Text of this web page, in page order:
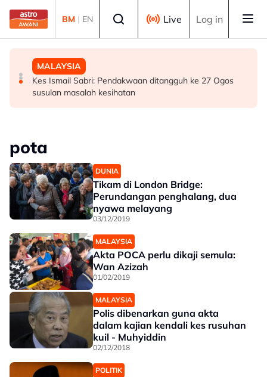
Skip to main content
BM | EN Live Log in
BISNES
Bursa Malaysia dibuka rendah, menjejaki penyusutan
semalaman Wall Street
MALAYSIA
Bekas Ketua Hakim Negara Tun Mohamed Eusoff Chin
meninggal dunia pada usia 91 tahun
MALAYSIA
Kes Ismail Sabri: Pendakwaan ditangguh ke 27 Ogos
susulan masalah kesihatan
pota
DUNIA
Tikam di London Bridge:
Perundangan penghalang, dua
nyawa melayang
03/12/2019
MALAYSIA
Akta POCA perlu dikaji semula:
Wan Azizah
01/02/2019
MALAYSIA
Polis dibenarkan guna akta
dalam kajian kendali kes rusuhan
kuil - Muhyiddin
02/12/2018
POLITIK